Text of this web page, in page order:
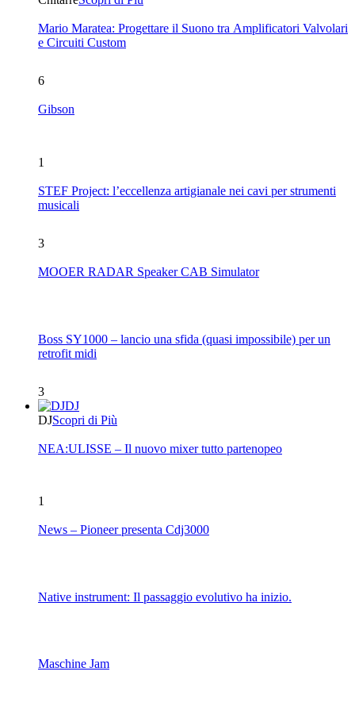
Mario Maratea: Progettare il Suono tra Amplificatori Valvolari
e Circuiti Custom
6
Gibson
1
STEF Project: l’eccellenza artigianale nei cavi per strumenti
musicali
3
MOOER RADAR Speaker CAB Simulator
Boss SY1000 – lancio una sfida (quasi impossibile) per un
retrofit midi
3
DJ
DJScopri di Più
NEA:ULISSE – Il nuovo mixer tutto partenopeo
1
News – Pioneer presenta Cdj3000
Native instrument: Il passaggio evolutivo ha inizio.
Maschine Jam